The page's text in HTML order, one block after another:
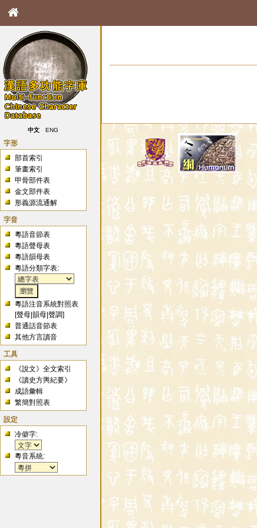
中文 ENG
字形
部首索引
筆畫索引
甲骨部件表
金文部件表
形義源流通解
字音
粵語音節表
粵語聲母表
粵語韻母表
粵語分類字表:
粵語注音系統對照表
[聲母 |韻母 |聲調]
普通話音節表
其他方言讀音
工具
《說文》全文索引
《讀史方輿紀要》
成語彙輯
繁簡對照表
設定
冷僻字:
粵音系統: